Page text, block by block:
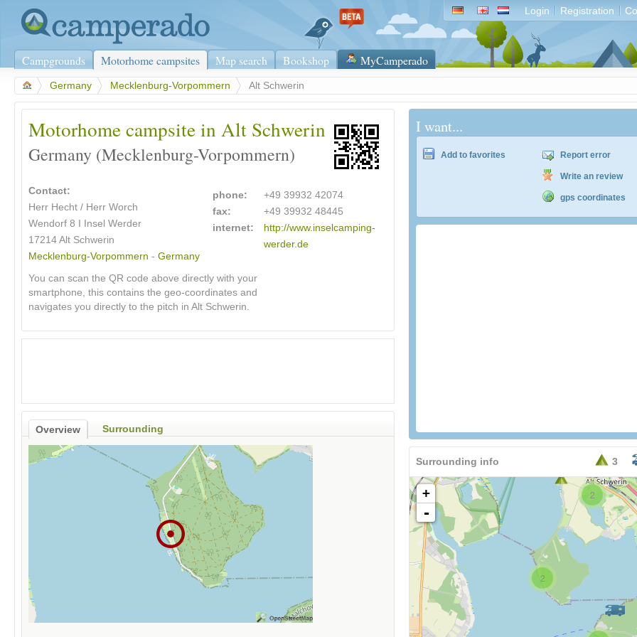
Login Registration
Campgrounds Motorhome campsites Map search Bookshop MyCamperado
Germany Mecklenburg-Vorpommern Alt Schwerin
Motorhome campsite in Alt Schwerin
Germany (Mecklenburg-Vorpommern)
Contact:
Herr Hecht / Herr Worch
Wendorf 8 I Insel Werder
17214 Alt Schwerin
Mecklenburg-Vorpommern - Germany
phone:
fax:
internet:
+49 39932 42074
+49 39932 48445
http://www.inselcamping-
werder.de
You can scan the QR code above directly with your
smartphone, this contains the geo-coordinates and
navigates you directly to the pitch in Alt Schwerin.
Overview Surrounding
I want...
Add to favorites Report error
Write an review
gps coordinates
3
Surrounding info
2
2
+
-